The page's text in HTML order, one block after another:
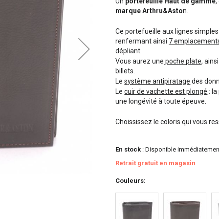
marque Arthru&Aston.
Ce portefueille aux lignes
renfermant ainsi 7
dépliant.
Vous aurez une poche plate,
billets.
Lesystème antipiratage des
Lecuir de vachette est plongé :
une longévité à toute épeuve.
Choississez le coloris qui vous
En stock : Disponible
Retrait gratuit en magasin
Couleurs